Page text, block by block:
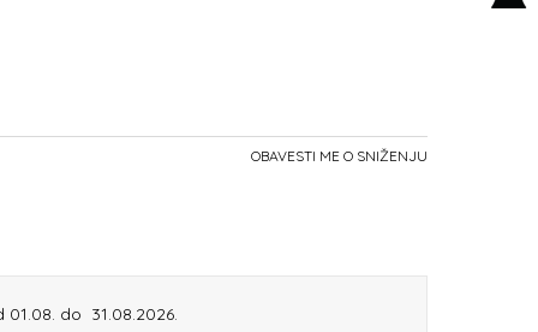
OBAVESTI ME O SNIŽENJU
do 31.08.2026.